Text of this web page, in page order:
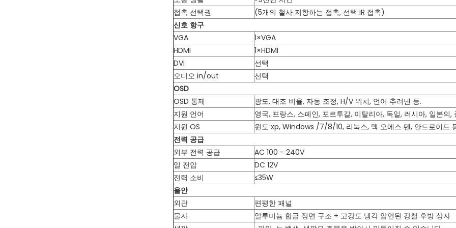
접촉 선택권
(5개의 철사 저항하는 접촉, 선택 IR 접촉)
신호 항구
VGA
1×VGA
HDMI
1×HDMI
DVI
선택
오디오 in/out
선택
OSD
OSD 통제
광도, 대조 비율, 자동 조정, H/V 위치, 언어 추려낸 등.
지원 언어
영국, 프랑스, 스페인, 포르투갈, 이탈리아, 독일, 러시아, 일본의,
지원 OS
윈도 xp, Windows /7/8/10, 리눅스, 맥 오에스 텐, 안드로이드
전력 공급
외부 전력 공급
AC 100 - 240V
일 전압
DC 12V
전력 소비
≤35W
울안
외관
편평한 패널
물자
알루미늄 합금 정면 구조 + 고강도 냉각 압연된 강철 후방 상자